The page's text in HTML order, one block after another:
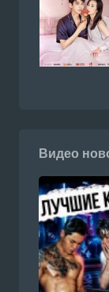
Видео